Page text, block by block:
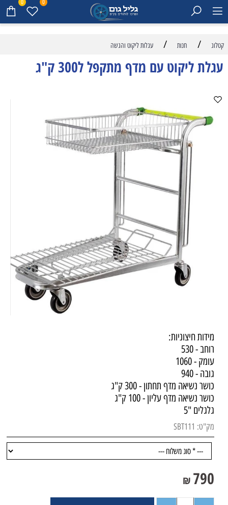
0 0
קטלוג / חנות / עגלות ליקוט והגשה
עגלת ליקוט עם מדף מתקפל ל300 ק"ג
מידות חיצוניות:
רוחב - 530
עומק - 1060
גובה - 940
כושר נשיאה מדף תחתון - 300 ק"ג
כושר נשיאה מדף עליון - 100 ק"ג
גלגלים "5
מק"ט: SBT111
₪ 790